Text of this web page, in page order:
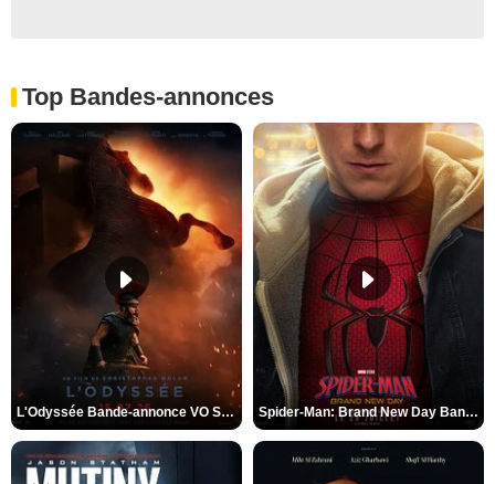
Top Bandes-annonces
L'Odyssée Bande-annonce VO STFR Spider-Man: Brand New Day Bande-annonce VO STFR